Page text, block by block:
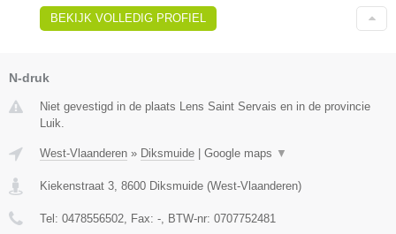
BEKIJK VOLLEDIG PROFIEL
N-druk
Niet gevestigd in de plaats Lens Saint Servais en in de provincie
Luik.
West-Vlaanderen » Diksmuide | Google maps ▼
Kiekenstraat 3 8600 Diksmuide (West-Vlaanderen)
Tel: 0478556502 , Fax: - , BTW-nr: 0707752481